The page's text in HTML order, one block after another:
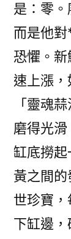
是：零。
而是他
恐懼。
速上漲
「靈魂
磨得光
缸底撈起
黃之間
世珍寶
下缸邊